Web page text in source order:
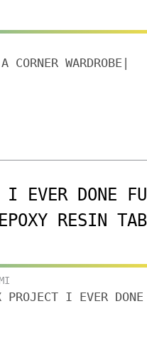
WARDROBE|
I EVER DONE
RESIN
PROJECT I EVER DONE